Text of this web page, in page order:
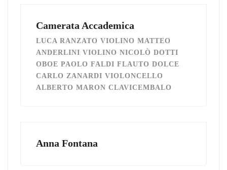
Camerata Accademica
LUCA RANZATO VIOLINO MATTEO
ANDERLINI VIOLINO NICOLÒ DOTTI
OBOE PAOLO FALDI FLAUTO DOLCE
CARLO ZANARDI VIOLONCELLO
ALBERTO MARON CLAVICEMBALO
Anna Fontana